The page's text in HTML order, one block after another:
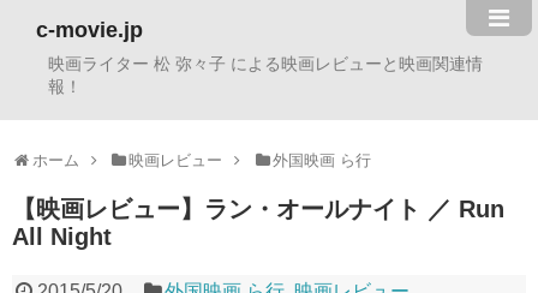
c-movie.jp
映画ライター 松 弥々子 による映画レビューと映画関連情
報！
ホーム 映画レビュー 外国映画 ら行
【映画レビュー】ラン・オールナイト ／ Run
All Night